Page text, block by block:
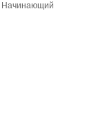
Начинающий